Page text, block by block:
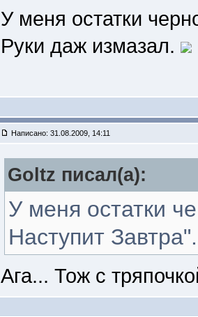
У меня остатки
Руки даж измазал.
Написано: 31.08.2009, 14:11
Goltz писал(a):
У меня остатки
Наступит
Ага... Тож с